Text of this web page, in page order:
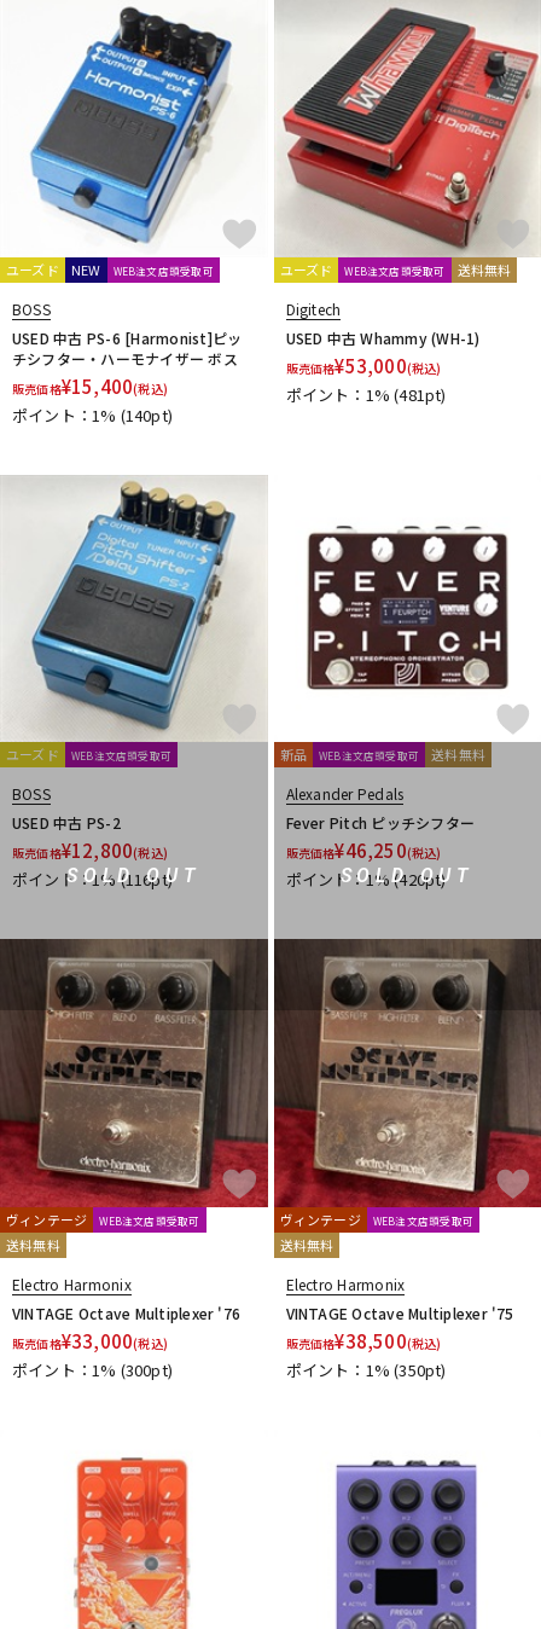
DAN ARMSTRONG
Danelectro
Darkglass Electronics
dbx Death by Audio
DEE
Demeter
diago DIAMOND Guitar Pedals
Diezel
Digitech
DISASTER AREA DLS DOD Dophix
DryBell
DSM & HUMBOLDT ELECTRONICS
Dunlop (Jim Dunlop)
E.W.S. EarthQuaker Devices E-BOW
EBS
Effects Bakery
EKO Electro Harmonix
ELECTROGRAVE
ELECTRONIC AUDIO EXPERIMENTS
Elk
EMMA
Empress Effects
ENDROLL Enfini Custom Works
ENGL
ENO Music
Eventide EXCEL
F
Fender Fender USA FISHMAN
Floatia Designs
Fortin Amplification
FRACTAL AUDIO SYSTEMS
Fulltone
Gamechanger | Audio GATOR GFISYSTEM
GID
GRACE design
GREAT EASTERN FX GRECO
Greenchild
Greer Amps
Greuter Audio Gurus Amp Guyatone
HATA HEADRUSH Headway Music Audio
Herbe＆Chick
Hermida Audio Technology
HORIZON DEVICES
HORNET DEVICE
HOTONE
HUMAN GEAR
I-J
Ibanez idea sound product IK Multimedia
Ikebe Original
Inner Bamboo Bass Instruments (IBBI)
Interstellar Audio Machines
IVU Creator
JEN
JHS Pedals JOYO JPTR FX JYUGEHM STOMPS
KarDiaN keeley KEEP KES
Khan Audio
Kikutani
KING TONE GUITAR KitazawaEffector
KLON
KMA Machines
KORG Kz Guitar Works
L' L.R.Baggs Lauren Audio LEHLE
Leqtique
Limetone Audio
Line6 LOKNOB
Lovepedal
LsL Instruments
LUNASTONE
M
MAD PROFESSOR Maestro Manlay Sound
Mark Bass
Marshall
MASTERTONE
Mesa Boogie
Mission Engineering
Miura Guitars U.S.A.
MOD Audio MONO
Montreux
MOOER
Moridaira Morningstar FX
MUSIC WORKS
Musicom LAB MUTEC MU-TRON
Neo Instruments Neural DSP Noah’sark
NOBELS
NORDVANG CUSTOM
OLD BLOOD NOISE ENDEAVORS
One Control
OOPEGG
Orange
ORGANIC SOUNDS
ORIGIN EFFECTS
Ovaltone
ユーズド NEW WEB注文店頭受取可
BOSS
USED 中古 PS-6 [Harmonist]ピッ
チシフター・ハーモナイザー ボス
販売価格¥15,400(税込)
ポイント：1% (140pt)
ユーズド WEB注文店頭受取可 送料無料
Digitech
USED 中古 Whammy (WH-1)
販売価格¥53,000(税込)
ポイント：1%(481pt)
SOLD OUT
ユーズド WEB注文店頭受取可
BOSS
USED 中古 PS-2
販売価格¥12,800(税込)
ポイント：1%(116pt) SOLD OUT
新品 WEB注文店頭受取可 送料無料
Alexander Pedals
Fever Pitch ピッチシフター
販売価格¥46,250(税込)
ポイント：1%(420pt)
ヴィンテージ WEB注文店頭受取可
送料無料
Electro Harmonix
VINTAGE Octave Multiplexer '76
販売価格¥33,000(税込)
ポイント：1% (300pt)
ヴィンテージ WEB注文店頭受取可
送料無料
Electro Harmonix
VINTAGE Octave Multiplexer '75
販売価格¥38,500(税込)
ポイント：1%(350pt)